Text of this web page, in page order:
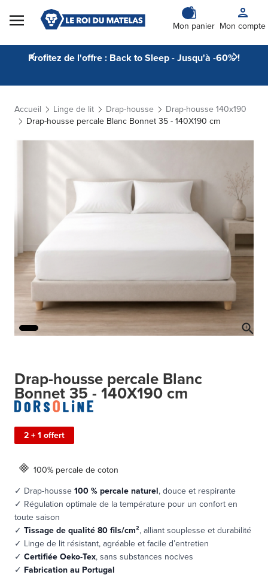
Skip to Content
Mon panier Mon compte
Profitez de l'offre : Back to Sleep - Jusqu'à -60% !
Accueil Linge de lit Drap-housse
Drap-housse 140x190
Drap-housse percale Blanc Bonnet 35 - 140X190 cm
Drap-housse percale Blanc
Bonnet 35 - 140X190 cm
2 + 1 offert
100% percale de coton
✓ Drap-housse100 % percale naturel, douce et respirante
✓ Régulation optimale de la température pour un confort en
toute saison
✓ Tissage de qualité 80 fils/cm², alliant souplesse et durabilité
✓ Linge de lit résistant, agréable et facile d’entretien
✓ Certifiée Oeko-Tex, sans substances nocives
✓ Fabrication au Portugal